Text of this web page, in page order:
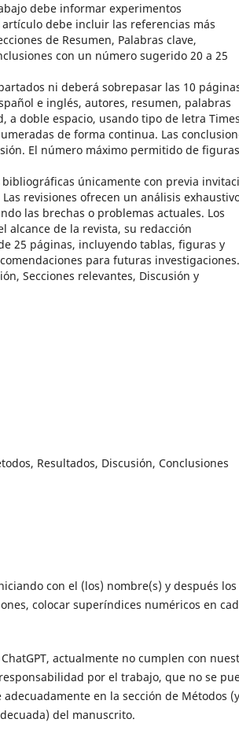
debe informar experimentos
debe incluir las referencias más
de Resumen, Palabras clave,
con un número sugerido 20 a 25
ni deberá sobrepasar las 10
e inglés, autores, resumen, palabras
a doble espacio, usando tipo de letra
de forma continua. Las
El número máximo permitido de
únicamente con previa
Las revisiones ofrecen un análisis
las brechas o problemas actuales. Los
alcance de la revista, su redacción
25 páginas, incluyendo tablas, figuras y
para futuras
Secciones relevantes, Discusión y
Resultados, Discusión, Conclusiones
con el (los) nombre(s) y después los
colocar superíndices numéricos en
actualmente no cumplen con
por el trabajo, que no se
en la sección de Métodos
del manuscrito.